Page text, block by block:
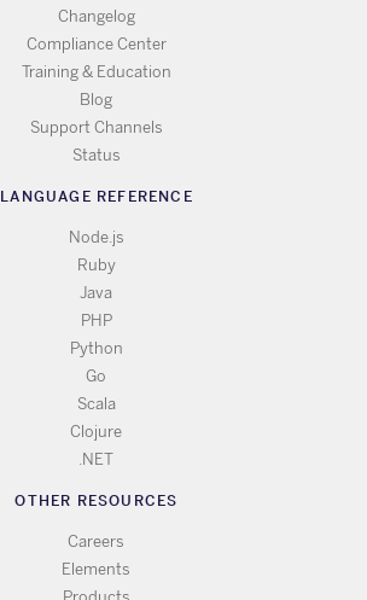
Changelog
Compliance Center
Training & Education
Blog
Support Channels
Status
LANGUAGE REFERENCE
Node.js
Ruby
Java
PHP
Python
Go
Scala
Clojure
.NET
OTHER RESOURCES
Careers
Elements